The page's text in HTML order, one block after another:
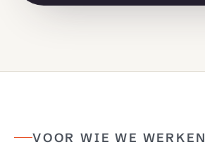
VOOR WIE WE WERKEN